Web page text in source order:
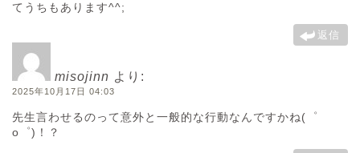
てうちもあります^^;
返信
misojinn より:
2025年10月17日 04:03
先生言わせるのって意外と一般的な行動なんですかね(゜
o゜)！？